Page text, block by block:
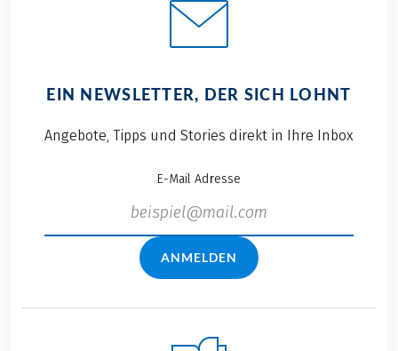
EIN NEWSLETTER, DER SICH LOHNT
Angebote, Tipps und Stories direkt in Ihre Inbox
E-Mail Adresse
ANMELDEN